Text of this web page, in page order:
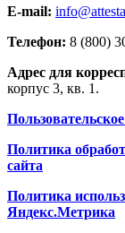
E-mail:
Телефон: 8 (800)
Адрес для
корпус 3, кв. 1.
Политика
сайта
Политика
Яндекс.Метрика